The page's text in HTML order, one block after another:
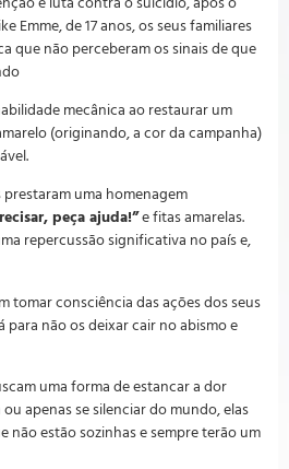
Emme, de 17 anos, os seus familiares
que não perceberam os sinais de que
mecânica ao restaurar um
(originando, a cor da campanha)
uma homenagem
peça ajuda!”e fitas amarelas.
repercussão significativa no país e,
tomar consciência das ações dos seus
para não os deixar cair no abismo e
uma forma de estancar a dor
apenas se silenciar do mundo, elas
não estão sozinhas e sempre terão um